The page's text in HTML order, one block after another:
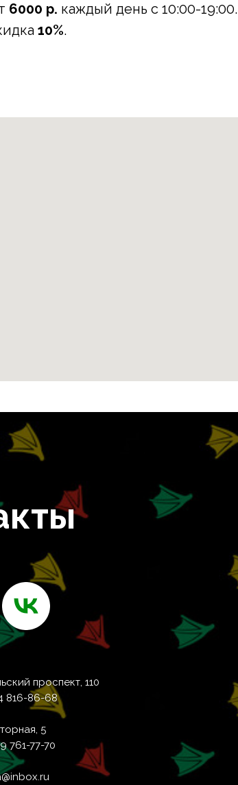
6000 р. каждый день с 10:00-19:00.
10%.
проспект, 110
816-86-68
5
761-77-70